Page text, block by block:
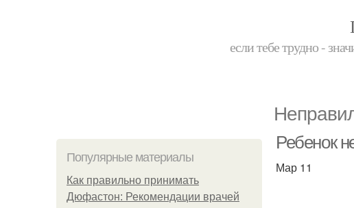
если тебе трудно -
Популярные материалы
Как правильно принимать
Дюфастон: Рекомендации врачей
Ребенок
Мар 11